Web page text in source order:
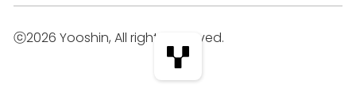
ⓒ2026 Yooshin, All rights reserved.